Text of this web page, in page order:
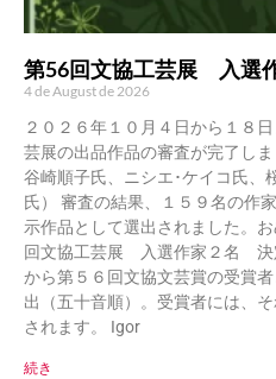
第56回文協工芸展 入選
4 de August de 2026
２０２６年１０月４日から１８
芸展の出品作品の審査が完了し
谷崎順子氏、ニシエ･ケイコ氏、
氏） 審査の結果、１５９名の作
示作品として選出されました。
回文協工芸展 入選作家２名 決
から第５６回文協文芸賞の受賞
出（五十音順）。受賞者には、
されます。 Igor
続き